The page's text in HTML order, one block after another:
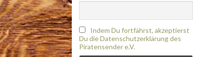
Indem Du fortfährst, akzeptierst
Du die Datenschutzerklärung des
Piratensender e.V.